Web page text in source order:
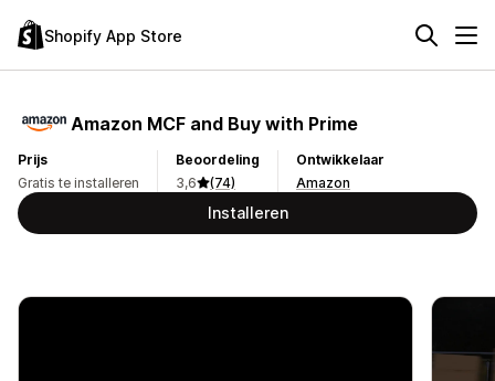
Shopify App Store
Amazon MCF and Buy with Prime
Prijs
Gratis te installeren
Beoordeling
3,6
(74)
Ontwikkelaar
Amazon
Installeren